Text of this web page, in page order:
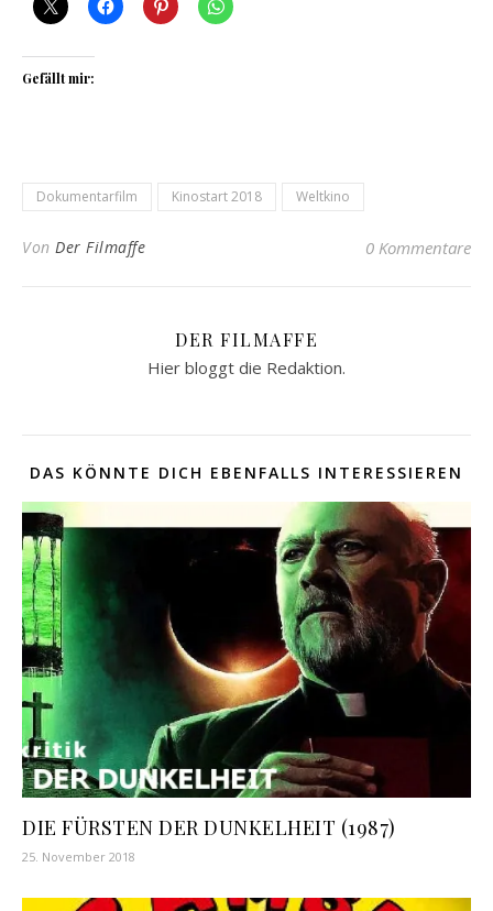
Gefällt mir:
Dokumentarfilm Kinostart 2018 Weltkino
Von Der Filmaffe 0 Kommentare
DER FILMAFFE
Hier bloggt die Redaktion.
DAS KÖNNTE DICH EBENFALLS INTERESSIEREN
DIE FÜRSTEN DER DUNKELHEIT (1987)
25. November 2018